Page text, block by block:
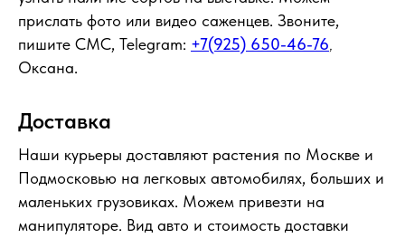
прислать фото или видео саженцев. Звоните,
пишите СМС, Telegram: +7(925) 650-46-76,
Оксана.
Доставка
Наши курьеры доставляют растения по Москве и
Подмосковью на легковых автомобилях, больших и
маленьких грузовиках. Можем привезти на
манипуляторе. Вид авто и стоимость доставки